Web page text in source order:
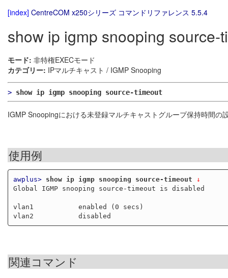
[index] CentreCOM x250シリーズ コマンドリファレンス 5.5.4
show ip igmp snooping source-
モード: 非特権EXECモード
カテゴリー: IPマルチキャスト / IGMP Snooping
> show ip igmp snooping source-timeout
IGMP Snoopingにおける未登録マルチキャストグループ保持時間の
使用例
awplus> show ip igmp snooping source-timeout ↓
Global IGMP snooping source-timeout is disabled
vlan1           enabled (0 secs)
関連コマンド